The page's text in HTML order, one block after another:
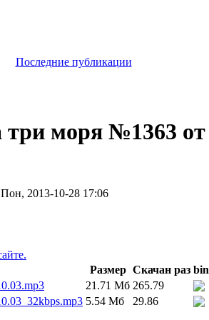
Последние публикации
три моря №1363 от
2013-10-28 17:06
Размер Скачан раз bin
21.71 Мб 265.79
5.54 Мб
29.86